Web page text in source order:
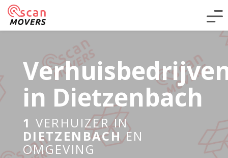
in Dietzenbach
1 VERHUIZER IN
DIETZENBACH EN
OMGEVING